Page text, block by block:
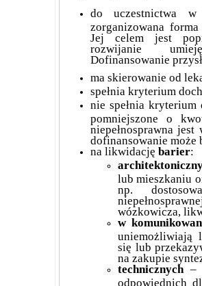
do uczestnictwa w
zorganizowana
Jej celem jest
rozwijanie
Dofinansowanie
ma skierowanie od
spełnia kryterium
nie spełnia
pomniejszone o
niepełnosprawna
dofinansowanie może
na likwidację barier:
lub mieszkaniu
np.
wózkowicza,
w
uniemożliwiają
się lub
na zakupie
technicznych–
odpowiednich